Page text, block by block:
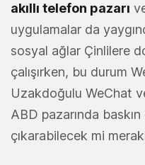
akıllı telefon pazarı
uygulamalar da
sosyal ağlar Çinlilere
çalışırken, bu durum
Uzakdoğulu WeChat
ABD pazarında
çıkarabilecek mi